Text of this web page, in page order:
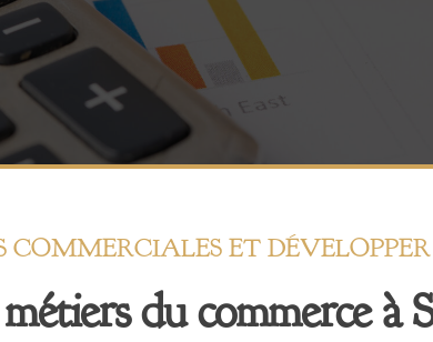
COMMERCIALES ET DÉVELOPPER
du commerce à